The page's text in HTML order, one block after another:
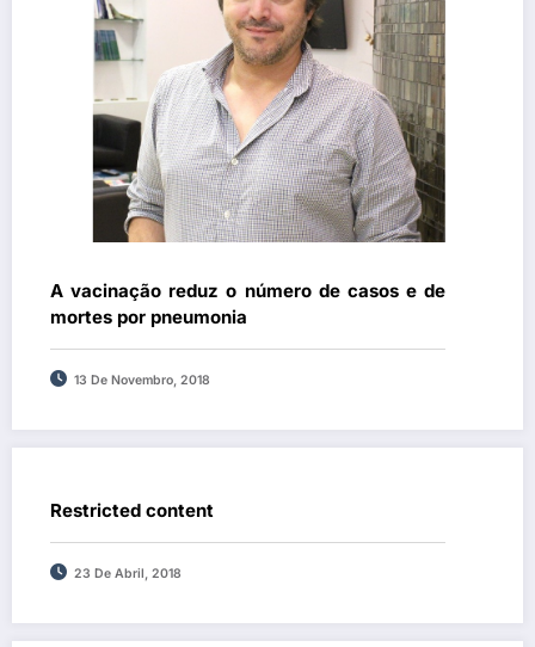
A vacinação reduz o número de casos e de
mortes por pneumonia
13 De Novembro, 2018
Restricted content
23 De Abril, 2018